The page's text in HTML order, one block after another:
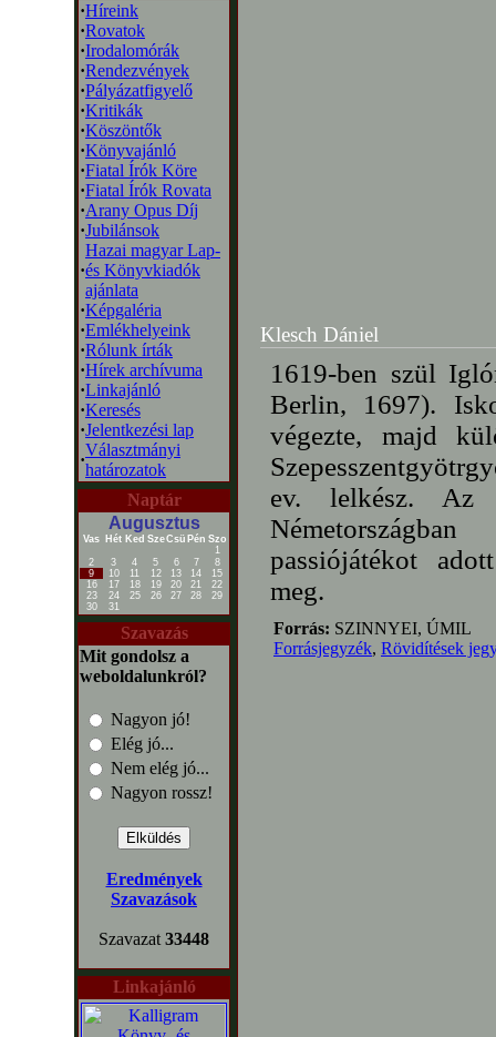
·Híreink
·Rovatok
·Irodalomórák
·Rendezvények
·Pályázatfigyelő
·Kritikák
·Köszöntők
·Könyvajánló
·Fiatal Írók Köre
·Fiatal Írók Rovata
·Arany Opus Díj
·Jubilánsok
·
Hazai magyar Lap-
és Könyvkiadók
ajánlata
·Képgaléria
·Emlékhelyeink
·Rólunk írták
·Hírek archívuma
·Linkajánló
·Keresés
·Jelentkezési lap
·
Választmányi
határozatok
Naptár
Augusztus
Vas Hét Ked SzeCsü Pén Szo
1
2
3 4 5 6 7
8
9
10 11 12 13 14
15
16
17 18 19 20 21
22
23
24 25 26 27 28
29
30
31
Szavazás
Mit gondolsz a
weboldalunkról?
Nagyon jó!
Elég jó...
Nem elég jó...
Nagyon rossz!
Eredmények
Szavazások
Szavazat 33448
Linkajánló
Klesch Dániel
1619-ben szül
Berlin, 1697).
végezte, majd
ev. lelkész. Az
passiójátékot
meg.
Forrás: SZINNYEI, ÚMIL
Forrásjegyzék, Rövidítések